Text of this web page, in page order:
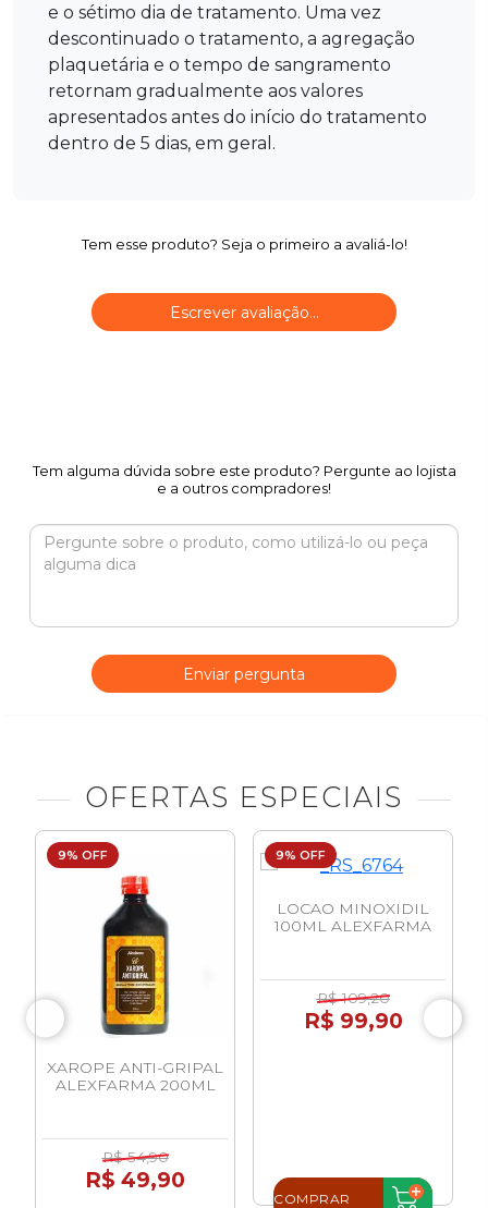
e o sétimo dia de tratamento. Uma vez
descontinuado o tratamento, a agregação
plaquetária e o tempo de sangramento
retornam gradualmente aos valores
apresentados antes do início do tratamento
dentro de 5 dias, em geral.
Tem esse produto? Seja o primeiro a avaliá-lo!
Escrever avaliação...
Tem alguma dúvida sobre este produto? Pergunte ao lojista
e a outros compradores!
Enviar pergunta
OFERTAS ESPECIAIS
9% OFF
XAROPE ANTI-GRIPAL
ALEXFARMA 200ML
R$ 54,90
R$ 49,90
9% OFF
LOCAO MINOXIDIL
100ML ALEXFARMA
R$ 109,20
R$ 99,90
COMPRAR